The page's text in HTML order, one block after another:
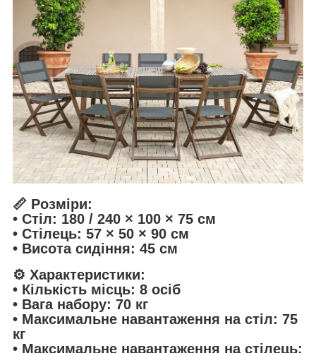
📏 Розміри:
• Стіл: 180 / 240 × 100 × 75 см
• Стілець: 57 × 50 × 90 см
• Висота сидіння: 45 см
⚙️ Характеристики:
• Кількість місць: 8 осіб
• Вага набору: 70 кг
• Максимальне навантаження на стіл: 75
кг
• Максимальне навантаження на стілець: